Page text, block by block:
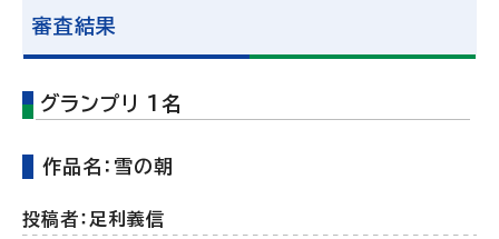
審査結果
グランプリ 1名
作品名：雪の朝
投稿者：足利義信